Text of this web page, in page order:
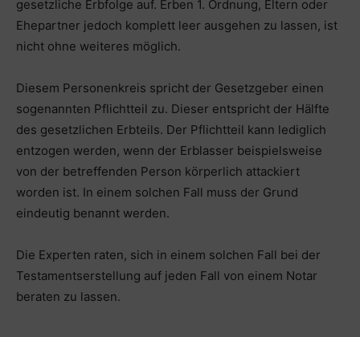
gesetzliche Erbfolge auf. Erben 1. Ordnung, Eltern oder
Ehepartner jedoch komplett leer ausgehen zu lassen, ist
nicht ohne weiteres möglich.
Diesem Personenkreis spricht der Gesetzgeber einen
sogenannten Pflichtteil zu. Dieser entspricht der Hälfte
des gesetzlichen Erbteils. Der Pflichtteil kann lediglich
entzogen werden, wenn der Erblasser beispielsweise
von der betreffenden Person körperlich attackiert
worden ist. In einem solchen Fall muss der Grund
eindeutig benannt werden.
Die Experten raten, sich in einem solchen Fall bei der
Testamentserstellung auf jeden Fall von einem Notar
beraten zu lassen.